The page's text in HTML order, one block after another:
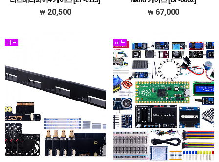
20,500 67,000